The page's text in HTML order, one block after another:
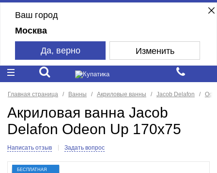
Ваш город
Москва
Да, верно Изменить
Главная страница Ванны Акриловые ванны Jacob Delafon
Акриловая ванна Jacob
Delafon Odeon Up 170x75
Написать отзыв Задать вопрос
БЕСПЛАТНАЯ